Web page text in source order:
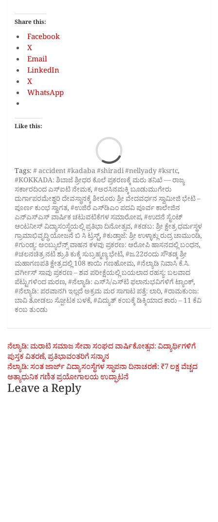
Share this:
Facebook
X
Email
LinkedIn
X
WhatsApp
Like this:
Tags:# accident #kadaba #shiradi #nellyady #ksrtc,
#KOKKADA: ಶಿಬಾಜೆ ಶ್ರೀಧರ ಕೊಲೆ ಪ್ರಕರಣಕ್ಕೆ ಮರು ತನಿಖೆ — ರಾಜ್ಯ
ಸರ್ಕಾರದಿಂದ ಎಸ್‌ಐಟಿ ನೇಮಕ,#ಅರಸಿನಮಕ್ಕಿ ಬೂಡುಮುಗೇರು
ದುರ್ಗಾಪರಮೇಶ್ವರಿ ದೇವಸ್ಥಾನಕ್ಕೆ ಶೀರೂರು ಶ್ರೀ ವೇದವರ್ಧನ ಸ್ವಾಮೀಜಿ ಭೇಟಿ –
ಪೂರ್ಣ ಕುಂಭ ಸ್ವಾಗತ,#ಉಜಿರೆ ಎಸ್‌ಡಿಎಂ ಪದವಿ ಪೂರ್ವ ಕಾಲೇಜಿನ
ಎನ್‌ಎಸ್‌ಎಸ್ ವಾರ್ಷಿಕ ಚಟುವಟಿಕೆಗಳ ಸಮಾರೋಪ,#ಉದನೆ ಸೈಂಟ್
ಆಂಟನೀಸ್‌ ವಿದ್ಯಾಸಂಸ್ಥೆಯಲ್ಲಿ ಪ್ರತಿಭಾ ದಿನೋತ್ಸವ,#ಕಡಬ: ಶ್ರೀ ಕ್ಷೇತ್ರ ಧರ್ಮಸ್ಥಳ
ಗ್ರಾಮಾಭಿವೃದ್ಧಿ ಯೋಜನೆ ಬಿ ಸಿ ಟ್ರಸ್ಟ್‌,#ಕುಡ್ತಾಜೆ: ಶ್ರೀ ಉಳ್ಳಾಕ್ಲು ರುದ್ರ ಚಾಮುಂಡಿ,
#ಗುಂಡ್ಯ: ಅಂಬ್ಯುಲೆನ್ಸ್ ವಾಹನ ಕಳವು ಪ್ರಕರಣ: ಆರೋಪಿ ಹಾಸನದಲ್ಲಿ ಬಂಧನ,
#ಚಲನಚಿತ್ರ ನಟಿ ಶ್ರುತಿ ಕುಕ್ಕೆ ಸುಬ್ರಹ್ಮಣ್ಯ ಭೇಟಿ,#ಜ.22ರಂದು ಸೌತಡ್ಕ ಶ್ರೀ
ಮಹಾಗಣಪತಿ ಕ್ಷೇತ್ರದಲ್ಲಿ 108 ಕಾಯಿ ಗಣಹೋಮ,#ನೆಲ್ಯಾಡಿ ನಿವಾಸಿ ಕೆ.ಸಿ.
ವರ್ಗೀಸ್ ಸಾವು ಪ್ರಕರಣ – ಶವ ಪರೀಕ್ಷೆಯಲ್ಲಿ ಬಯಲಾದ ರಹಸ್ಯ: ಬಲವಾದ
ಪೆಟ್ಟುಗಳಿಂದ ಮರಣ,#ನೆಲ್ಯಾಡಿ: ಎಸ್‌ಸಿ/ಎಸ್‌ಟಿ ಫಲಾನುಭವಿಗಳಿಗೆ ಟ್ಯಾಂಕ್,
#ನೆಲ್ಯಾಡಿ: ಪರವಾನಗಿ ಇಲ್ಲದೆ ಅಕ್ರಮ ಮರ ಸಾಗಾಟ ಪತ್ತೆ: ಲಾರಿ,#ರಾಮಕುಂಜ:
ಬಾವಿ ತೋಡಲು ಸ್ಪೋಟಕ ಬಳಕೆ,#ವಿದ್ಯುತ್ ಕಂಬಕ್ಕೆ ಡಿಕ್ಕಿಯಾದ ಕಾರು – 11 ಕೆವಿ
ಕಂಬ ತುಂಡು
Post
navigation
ನೆಲ್ಯಾಡಿ: ಮರಾಟಿ ಸಮಾಜ ಸೇವಾ ಸಂಘದ ವಾರ್ಷಿಕೋತ್ಸವ: ವಿದ್ಯಾರ್ಥಿಗಳಿಗೆ
ಪುಸ್ತಕ ವಿತರಣೆ, ಪ್ರತಿಭಾವಂತರಿಗೆ ಸನ್ಮಾನ
ನೆಲ್ಯಾಡಿ: ಸಂತ ಜಾರ್ಜ್ ವಿದ್ಯಾಸಂಸ್ಥೆಗಳ ಸ್ಥಾಪನಾ ದಿನಾಚರಣೆ: ₹7 ಲಕ್ಷ ವೆಚ್ಚದ
ಅತ್ಯಾಧುನಿಕ ಗಣಿತ ಪ್ರಯೋಗಾಲಯ ಉದ್ಘಾಟನೆ
Leave a Reply